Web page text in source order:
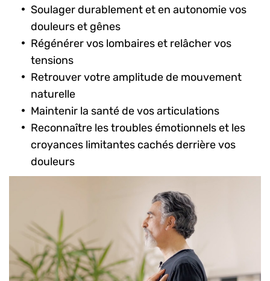
Soulager durablement et en autonomie vos
douleurs et gênes
Régénérer vos lombaires et relâcher vos
tensions
Retrouver votre amplitude de mouvement
naturelle
Maintenir la santé de vos articulations
Reconnaître les troubles émotionnels et les
croyances limitantes cachés derrière vos
douleurs